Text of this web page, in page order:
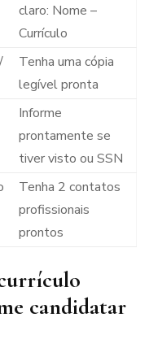
claro: Nome –
Currículo
Tenha uma cópia
legível pronta
Informe
prontamente se
tiver visto ou SSN
Tenha 2 contatos
profissionais
prontos
candidatar